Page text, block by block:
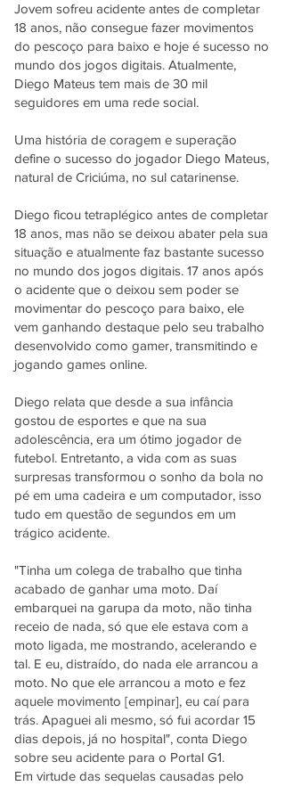
Jovem sofreu acidente antes de completar
18 anos, não consegue fazer movimentos
do pescoço para baixo e hoje é sucesso no
mundo dos jogos digitais. Atualmente,
Diego Mateus tem mais de 30 mil
seguidores em uma rede social.
Uma história de coragem e superação
define o sucesso do jogador Diego Mateus,
natural de Criciúma, no sul catarinense.
Diego ficou tetraplégico antes de completar
18 anos, mas não se deixou abater pela sua
situação e atualmente faz bastante sucesso
no mundo dos jogos digitais. 17 anos após
o acidente que o deixou sem poder se
movimentar do pescoço para baixo, ele
vem ganhando destaque pelo seu trabalho
desenvolvido como gamer, transmitindo e
jogando games online.
Diego relata que desde a sua infância
gostou de esportes e que na sua
adolescência, era um ótimo jogador de
futebol. Entretanto, a vida com as suas
surpresas transformou o sonho da bola no
pé em uma cadeira e um computador, isso
tudo em questão de segundos em um
trágico acidente.
"Tinha um colega de trabalho que tinha
acabado de ganhar uma moto. Daí
embarquei na garupa da moto, não tinha
receio de nada, só que ele estava com a
moto ligada, me mostrando, acelerando e
tal. E eu, distraído, do nada ele arrancou a
moto. No que ele arrancou a moto e fez
aquele movimento [empinar], eu caí para
trás. Apaguei ali mesmo, só fui acordar 15
dias depois, já no hospital", conta Diego
sobre seu acidente para o Portal G1.
Em virtude das sequelas causadas pelo